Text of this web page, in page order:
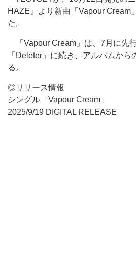
HAZE』より新曲「Vapour Cream
た。
「Vapour Cream」は、7月に先
「Deleter」に続き、アルバムか
る。
◎リリース情報
シングル「Vapour Cream」
2025/9/19 DIGITAL RELEASE